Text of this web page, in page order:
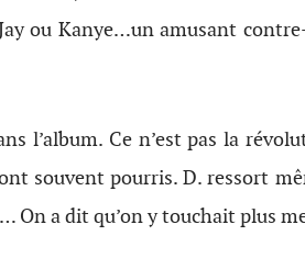
ou Kanye…un amusant
l’album. Ce n’est pas la
souvent pourris. D. ressort
On a dit qu’on y touchait plus